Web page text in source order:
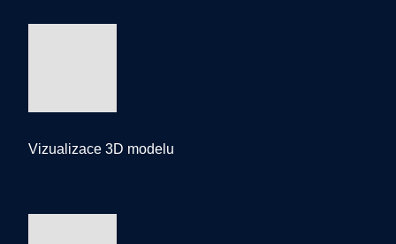
Vizualizace 3D modelu